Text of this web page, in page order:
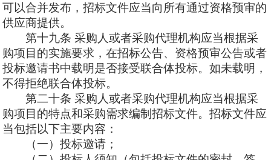
可以合并发布，招标文件应当向所有通过资格预审的
供应商提供。
第十九条 采购人或者采购代理机构应当根据采
购项目的实施要求，在招标公告、资格预审公告或者
投标邀请书中载明是否接受联合体投标。如未载明，
不得拒绝联合体投标。
第二十条 采购人或者采购代理机构应当根据采
购项目的特点和采购需求编制招标文件。招标文件应
当包括以下主要内容：
（一）投标邀请；